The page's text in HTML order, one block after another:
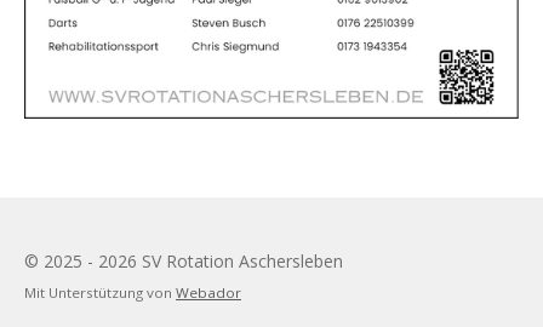
© 2025 - 2026 SV Rotation Aschersleben
Mit Unterstützung von Webador